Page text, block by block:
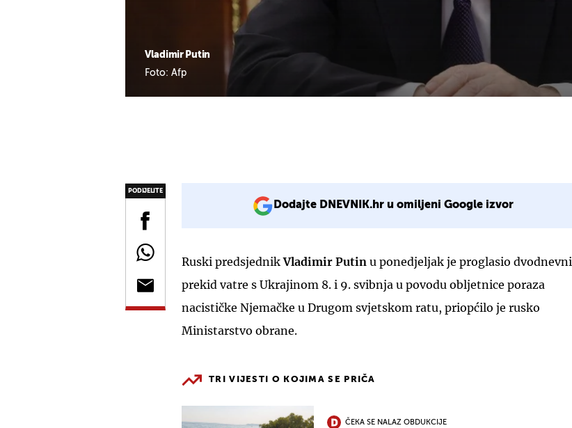
Vladimir Putin
Foto: Afp
PODIJELITE
Dodajte DNEVNIK.hr u omiljeni Google izvor
Ruski predsjednikVladimir Putin u ponedjeljak je proglasio dvodnevni
prekid vatre s Ukrajinom 8. i 9. svibnja u povodu obljetnice poraza
nacističke Njemačke u Drugom svjetskom ratu, priopćilo je rusko
Ministarstvo obrane.
TRI VIJESTI O KOJIMA SE PRIČA
ČEKA SE NALAZ OBDUKCIJE